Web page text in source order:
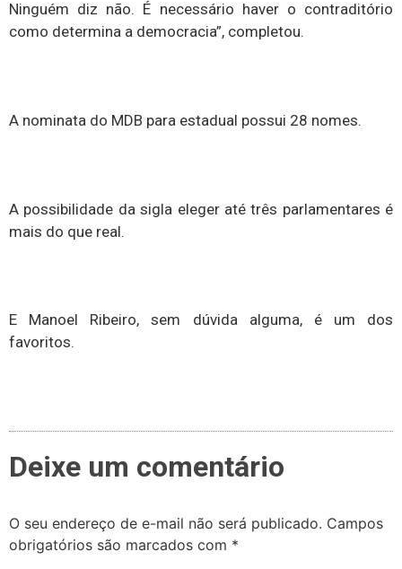
Ninguém diz não. É necessário haver o contraditório
como determina a democracia”, completou.
A nominata do MDB para estadual possui 28 nomes.
A possibilidade da sigla eleger até três parlamentares é
mais do que real.
E Manoel Ribeiro, sem dúvida alguma, é um dos
favoritos.
Deixe um comentário
O seu endereço de e-mail não será publicado. Campos
obrigatórios são marcados com *